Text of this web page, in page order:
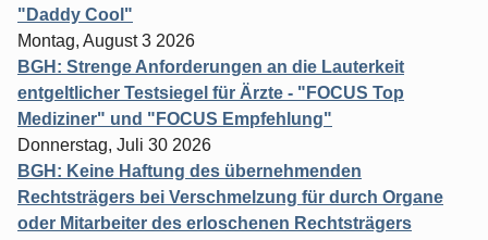
"Daddy Cool"
Montag, August 3 2026
BGH: Strenge Anforderungen an die Lauterkeit
entgeltlicher Testsiegel für Ärzte - "FOCUS Top
Mediziner" und "FOCUS Empfehlung"
Donnerstag, Juli 30 2026
BGH: Keine Haftung des übernehmenden
Rechtsträgers bei Verschmelzung für durch Organe
oder Mitarbeiter des erloschenen Rechtsträgers